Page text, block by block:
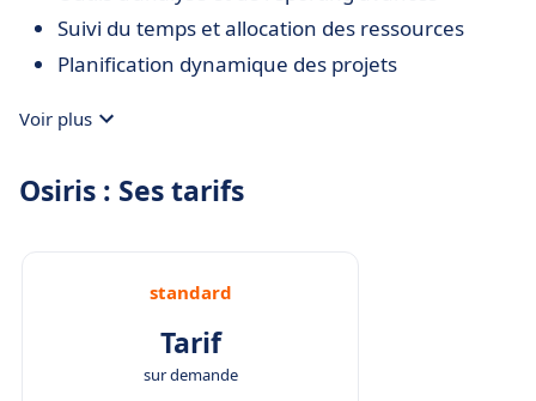
Suivi du temps et allocation des ressources
Planification dynamique des projets
Voir plus
Osiris : Ses tarifs
standard
Tarif
sur demande